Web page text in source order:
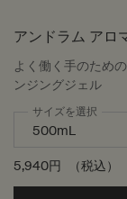
アンドラム アロ
ハンドウォッシュ
よく働く手のため
ンジングジェル
サイズを選択
5,940円 （税込）